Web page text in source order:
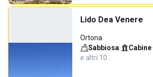
Lido Dea Venere
Ortona
Sabbiosa· Cabine·
e altri 10…